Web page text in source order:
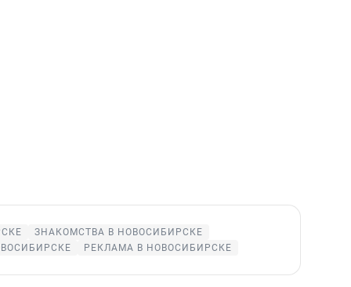
ЗНАКОМСТВА В НОВОСИБИРСКЕ
РЕКЛАМА В НОВОСИБИРСКЕ